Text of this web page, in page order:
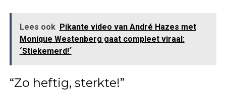
Lees ook Pikante video van André Hazes met
Monique Westenberg gaat compleet viraal:
´Stiekemerd!´
“Zo heftig, sterkte!”